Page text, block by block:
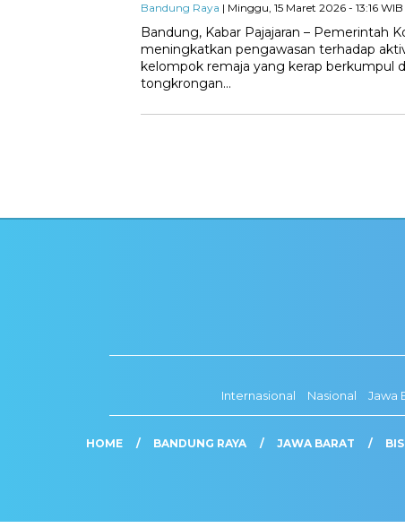
Bandung Raya | Minggu, 15 Maret 2026 - 13:16 WIB
Bandung, Kabar Pajajaran – Pemerintah
meningkatkan pengawasan terhadap
kelompok remaja yang kerap berkumpul
tongkrongan…
Internasional
Nasional Jawa
HOME BANDUNG RAYA JAWA BARAT